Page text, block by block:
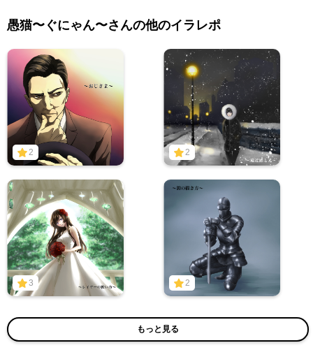
愚猫〜ぐにゃん〜さんの他のイラレポ
2 2
3 2
もっと見る